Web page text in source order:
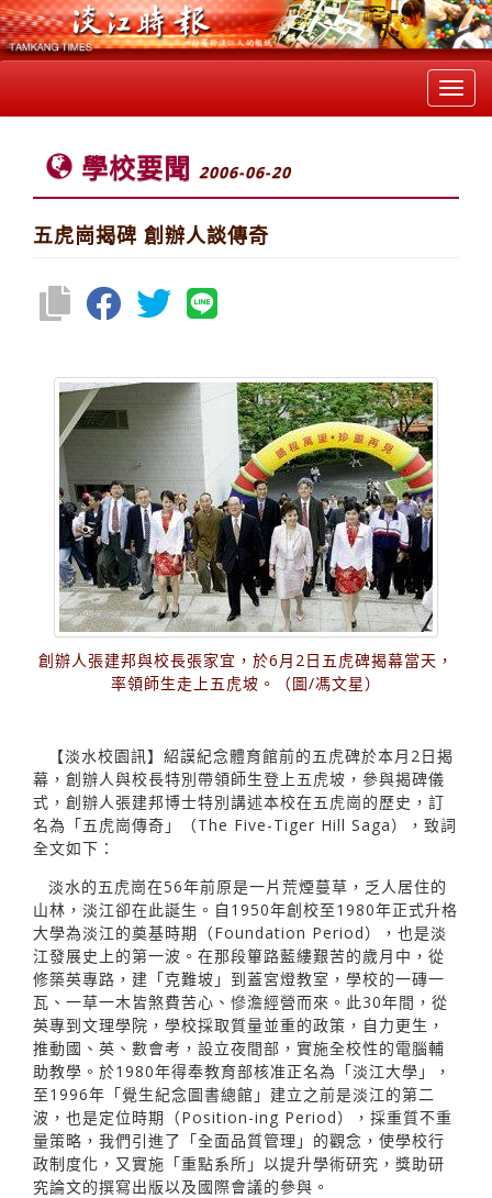
學校要聞 2006-06-20
五虎崗揭碑 創辦人談傳奇
創辦人張建邦與校長張家宜，於6月2日五虎碑揭幕當天，
率領師生走上五虎坡。（圖/馮文星）
【淡水校園訊】紹謨紀念體育館前的五虎碑於本月2日揭
幕，創辦人與校長特別帶領師生登上五虎坡，參與揭碑儀
式，創辦人張建邦博士特別講述本校在五虎崗的歷史，訂
名為「五虎崗傳奇」（The Five-Tiger Hill Saga），致詞
全文如下：
淡水的五虎崗在56年前原是一片荒煙蔓草，乏人居住的
山林，淡江卻在此誕生。自1950年創校至1980年正式升格
大學為淡江的奠基時期（Foundation Period），也是淡
江發展史上的第一波。在那段篳路藍縷艱苦的歲月中，從
修築英專路，建「克難坡」到蓋宮燈教室，學校的一磚一
瓦、一草一木皆煞費苦心、慘澹經營而來。此30年間，從
英專到文理學院，學校採取質量並重的政策，自力更生，
推動國、英、數會考，設立夜間部，實施全校性的電腦輔
助教學。於1980年得奉教育部核准正名為「淡江大學」，
至1996年「覺生紀念圖書總館」建立之前是淡江的第二
波，也是定位時期（Position-ing Period），採重質不重
量策略，我們引進了「全面品質管理」的觀念，使學校行
政制度化，又實施「重點系所」以提升學術研究，獎助研
究論文的撰寫出版以及國際會議的參與。